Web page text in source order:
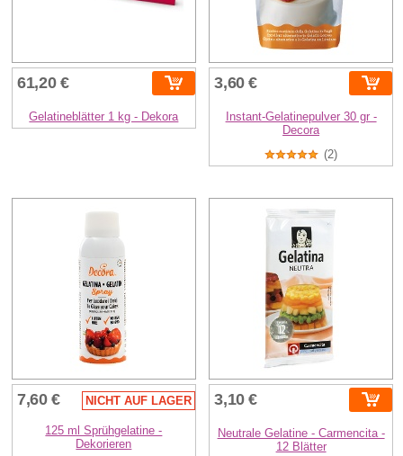
61,20 €
Gelatineblätter 1 kg - Dekora
3,60 €
Instant-Gelatinepulver 30 gr -
Decora
(2)
7,60 € NICHT AUF LAGER
125 ml Sprühgelatine -
Dekorieren
3,10 €
Neutrale Gelatine - Carmencita -
12 Blätter